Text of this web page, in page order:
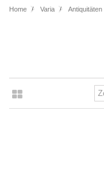
Home Varia Antiquitäten